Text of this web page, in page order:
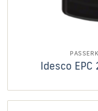
Idesco EPC